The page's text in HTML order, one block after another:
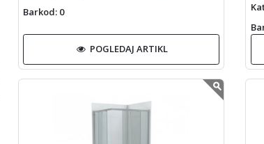
Barkod: 0
POGLEDAJ ARTIKL